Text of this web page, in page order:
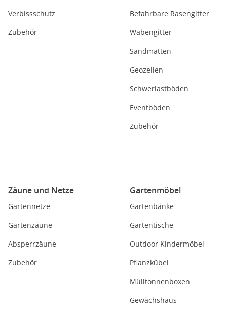
Verbissschutz
Zubehör
Befahrbare Rasengitter
Wabengitter
Sandmatten
Geozellen
Schwerlastböden
Eventböden
Zubehör
Zäune und Netze
Gartennetze
Gartenzäune
Absperrzäune
Zubehör
Gartenmöbel
Gartenbänke
Gartentische
Outdoor Kindermöbel
Pflanzkübel
Mülltonnenboxen
Gewächshaus